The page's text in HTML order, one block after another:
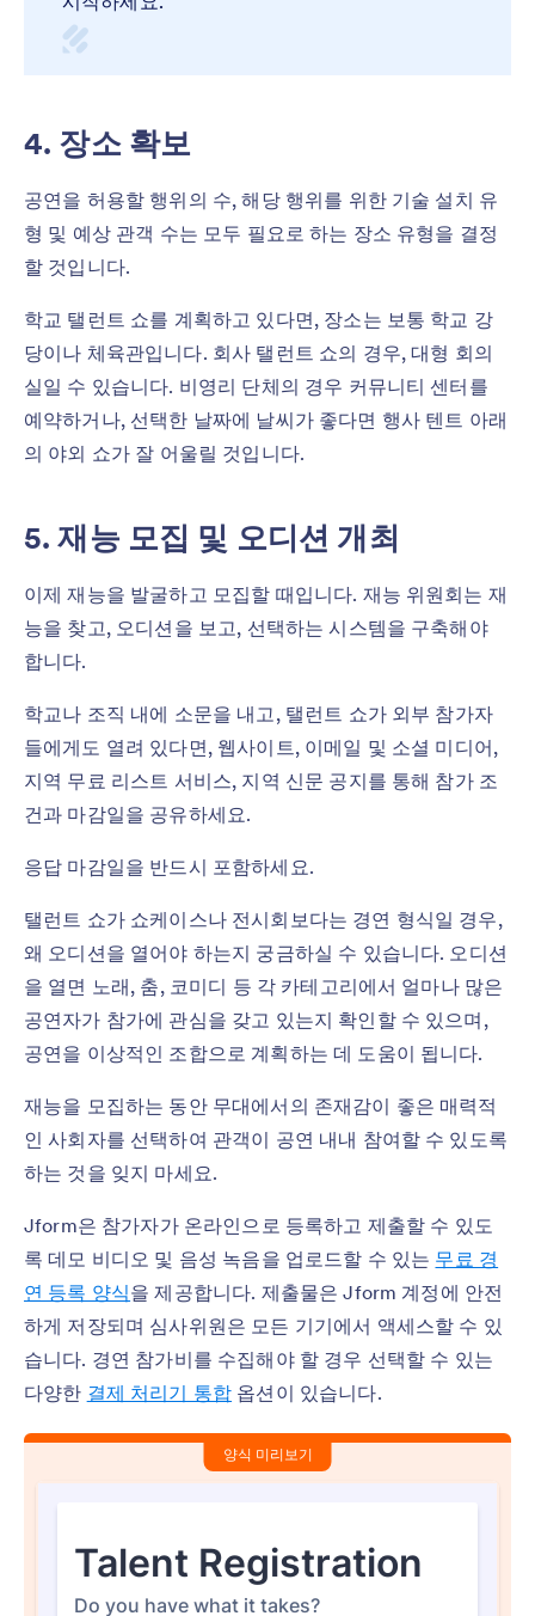
4. 장소 확보
공연을 허용할 행위의 수, 해당 행위를 위한 기술 설치 유
형 및 예상 관객 수는 모두 필요로 하는 장소 유형을 결정
할 것입니다.
학교 탤런트 쇼를 계획하고 있다면, 장소는 보통 학교 강
당이나 체육관입니다. 회사 탤런트 쇼의 경우, 대형 회의
실일 수 있습니다. 비영리 단체의 경우 커뮤니티 센터를
예약하거나, 선택한 날짜에 날씨가 좋다면 행사 텐트 아래
의 야외 쇼가 잘 어울릴 것입니다.
5. 재능 모집 및 오디션 개최
이제 재능을 발굴하고 모집할 때입니다. 재능 위원회는 재
능을 찾고, 오디션을 보고, 선택하는 시스템을 구축해야
합니다.
학교나 조직 내에 소문을 내고, 탤런트 쇼가 외부 참가자
들에게도 열려 있다면, 웹사이트, 이메일 및 소셜 미디어,
지역 무료 리스트 서비스, 지역 신문 공지를 통해 참가 조
건과 마감일을 공유하세요.
응답 마감일을 반드시 포함하세요.
탤런트 쇼가 쇼케이스나 전시회보다는 경연 형식일 경우,
왜 오디션을 열어야 하는지 궁금하실 수 있습니다. 오디션
을 열면 노래, 춤, 코미디 등 각 카테고리에서 얼마나 많은
공연자가 참가에 관심을 갖고 있는지 확인할 수 있으며,
공연을 이상적인 조합으로 계획하는 데 도움이 됩니다.
재능을 모집하는 동안 무대에서의 존재감이 좋은 매력적
인 사회자를 선택하여 관객이 공연 내내 참여할 수 있도록
하는 것을 잊지 마세요.
Jform은 참가자가 온라인으로 등록하고 제출할 수 있도
록 데모 비디오 및 음성 녹음을 업로드할 수 있는 무료 경
연 등록 양식을 제공합니다. 제출물은 Jform 계정에 안전
하게 저장되며 심사위원은 모든 기기에서 액세스할 수 있
습니다. 경연 참가비를 수집해야 할 경우 선택할 수 있는
다양한 결제 처리기 통합 옵션이 있습니다.